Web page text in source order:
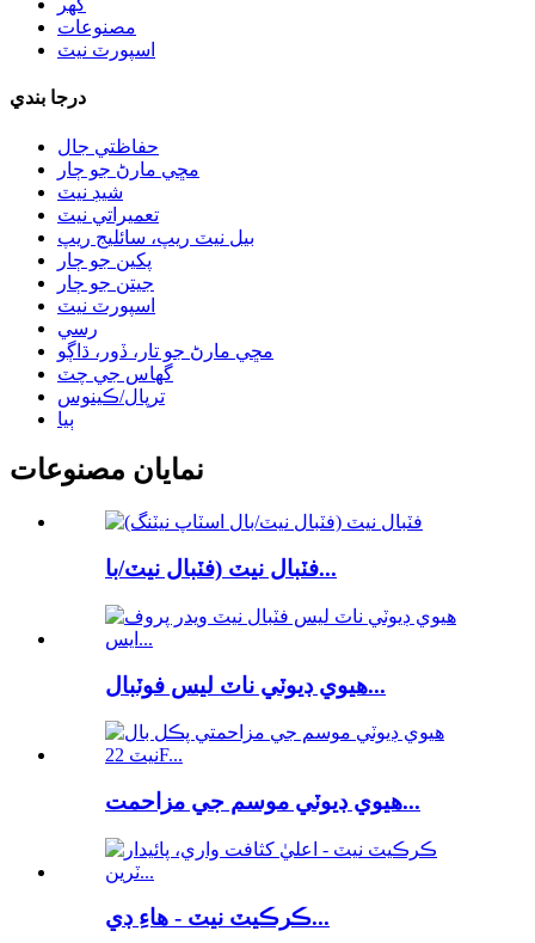
گھر
مصنوعات
اسپورٽ نيٽ
درجا بندي
حفاظتي جال
مڇي مارڻ جو ڄار
شيڊ نيٽ
تعميراتي نيٽ
بيل نيٽ ريپ، سائليج ريپ
پکين جو ڄار
جيتن جو ڄار
اسپورٽ نيٽ
رسي
مڇي مارڻ جو تار، ڏور، ڌاڳو
گھاس جي چٽ
ترپال/ڪينوس
ٻيا
نمايان مصنوعات
فٽبال نيٽ (فٽبال نيٽ/با...
هيوي ڊيوٽي ناٽ لیس فوٽبال...
هيوي ڊيوٽي موسم جي مزاحمت...
ڪرڪيٽ نيٽ - هاءِ ڊي...